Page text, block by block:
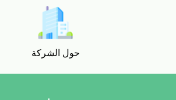
حول الشركة